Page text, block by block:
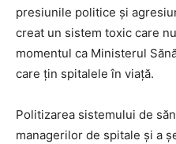
presiunile politice și
creat un sistem toxic care
momentul ca Ministerul
care țin spitalele în viață.
Politizarea sistemului de
managerilor de spitale și a